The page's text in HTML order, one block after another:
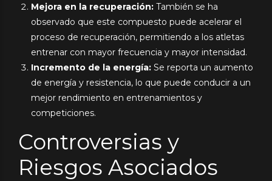
Mejora en la recuperación: También se ha
observado que este compuesto puede acelerar el
proceso de recuperación, permitiendo a los atletas
entrenar con mayor frecuencia y mayor intensidad.
Incremento de la energía: Se reporta un aumento
de energía y resistencia, lo que puede conducir a un
mejor rendimiento en entrenamientos y
competiciones.
Controversias y
Riesgos Asociados